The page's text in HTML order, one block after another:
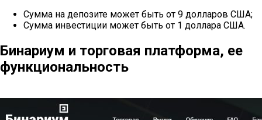
Сумма на депозите может быть от 9 долларов США;
Сумма инвестиции может быть от 1 доллара США.
Бинариум и торговая платформа, ее
функциональность